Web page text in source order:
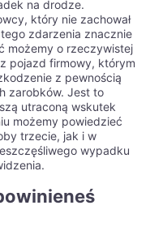
na drodze.
który nie zachował
zdarzenia znacznie
możemy o rzeczywistej
pojazd firmowy, którym
z pewnością
zarobków. Jest to
utraconą wskutek
możemy powiedzieć
trzecie, jak i w
wypadku